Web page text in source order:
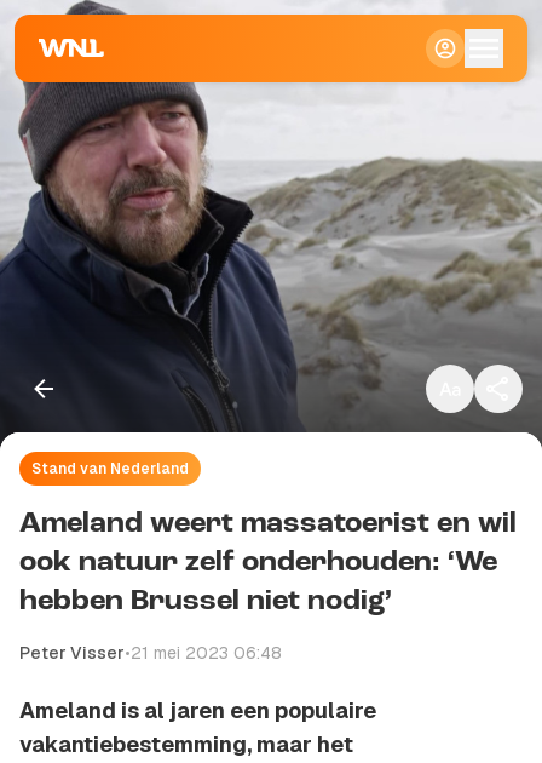
Klein
Standaard
Stand van Nederland
Ameland weert massatoerist en wil
ook natuur zelf onderhouden: ‘We
hebben Brussel niet nodig’
Peter Visser•21 mei 2023 06:48
Ameland is al jaren een populaire
vakantiebestemming, maar het